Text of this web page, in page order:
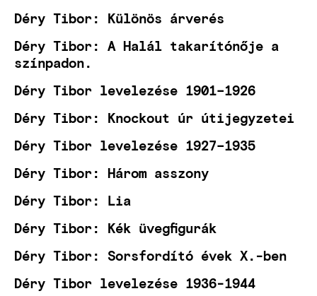
Déry Tibor: Különös árverés
Déry Tibor: A Halál takarítónője a
színpadon.
Déry Tibor levelezése 1901–1926
Déry Tibor: Knockout úr útijegyzetei
Déry Tibor levelezése 1927–1935
Déry Tibor: Három asszony
Déry Tibor: Lia
Déry Tibor: Kék üvegfigurák
Déry Tibor: Sorsfordító évek X.-ben
Déry Tibor levelezése 1936-1944